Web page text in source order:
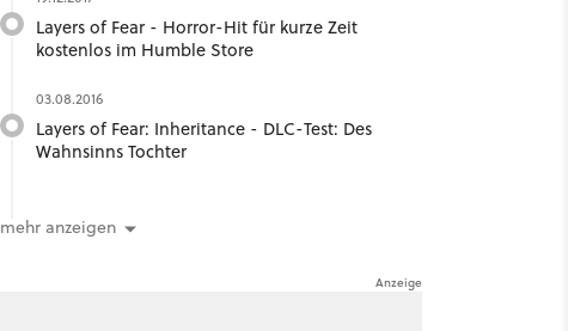
Layers of Fear - Horror-Hit für kurze Zeit
kostenlos im Humble Store
03.08.2016
Layers of Fear: Inheritance - DLC-Test: Des
Wahnsinns Tochter
mehr anzeigen